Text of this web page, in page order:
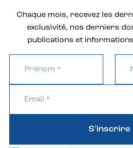
Chaque mois, recevez les
exclusivité, nos derniers
publications et
S'inscrire